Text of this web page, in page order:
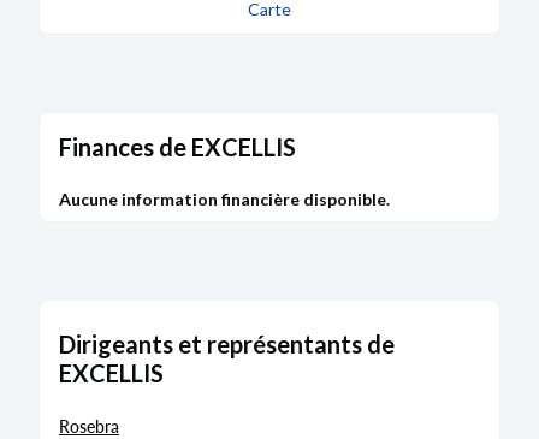
Carte
Finances de EXCELLIS
Aucune information financière disponible.
Dirigeants et représentants de
EXCELLIS
Rosebra